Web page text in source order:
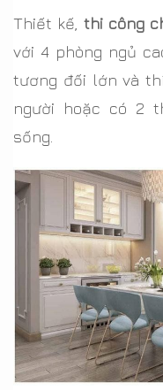
Thiết kế, thi công
với 4 phòng ngủ
tương đối lớn và
người hoặc có 2
sống.